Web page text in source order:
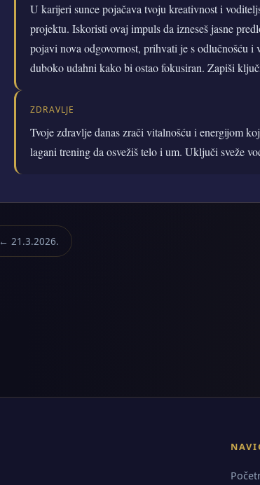
U karijeri sunce pojačava tvoju kreativnost i
projektu. Iskoristi ovaj impuls da izneseš jasne
pojavi nova odgovornost, prihvati je s odlučnošću
duboko udahni kako bi ostao fokusiran. Zapiši
ZDRAVLJE
Tvoje zdravlje danas zrači vitalnošću i energijom
lagani trening da osvežiš telo i um. Uključi sveže
← 21.3.2026.